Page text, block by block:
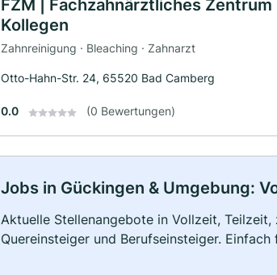
FZM | Fachzahnärztliches
Kollegen
Zahnreinigung · Bleaching · Zahnarzt
Otto-Hahn-Str. 24, 65520 Bad Camberg
0.0 (0 Bewertungen)
Jobs in Gückingen & Umgebung:
Aktuelle Stellenangebote in Vollzeit,
Quereinsteiger und Berufseinsteiger.